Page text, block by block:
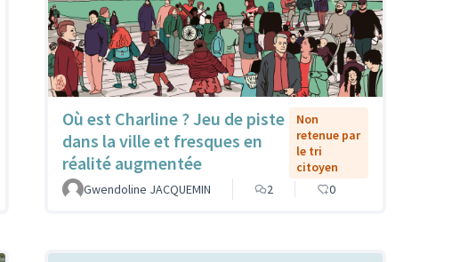
Où est Charline ? Jeu de piste
dans la ville et fresques en
réalité augmentée
Non
retenue par
le tri
citoyen
Gwendoline JACQUEMIN
2 0